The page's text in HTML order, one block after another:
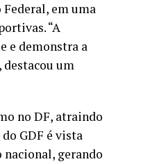
em uma
“A
e demonstra a
destacou um
no DF, atraindo
GDF é vista
gerando